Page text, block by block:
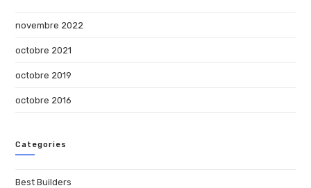
novembre 2022
octobre 2021
octobre 2019
octobre 2016
Categories
Best Builders